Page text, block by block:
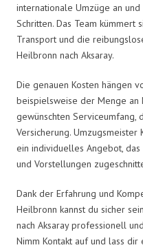
internationale Umzüge an
Schritten. Das Team kümmert
Transport und die
Heilbronn nach Aksaray.
Die genauen Kosten hängen
beispielsweise der Menge an
gewünschten
Versicherung.
ein individuelles Angebot,
und Vorstellungen
Dank der Erfahrung und
Heilbronn kannst du sicher
nach Aksaray professionell
Nimm Kontakt auf und lass